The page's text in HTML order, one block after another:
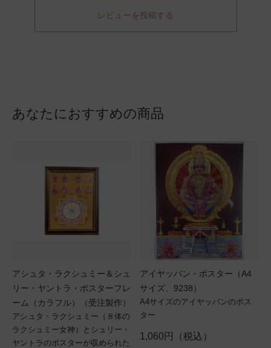
レビューを投稿する
あなたにおすすめの商品
アシュタ・ラクシュミー＆シュ
リー・ヤントラ・ポスターフレ
ーム（カラフル）（受注製作）
アシュタ・ラクシュミー（８体の
ラクシュミー女神）とシュリー・
ヤントラのポスターが収められた
アイヤッパン・ポスター（A4
サイズ、9238）
A4サイズのアイヤッパンのポス
ター
1,060円（税込）